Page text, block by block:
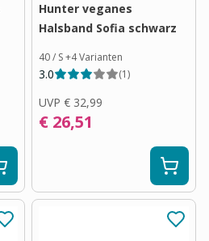
Hunter veganes
Halsband Sofia schwarz
40 / S+4Varianten
3.0 (1)
UVP € 32,99
€ 26,51